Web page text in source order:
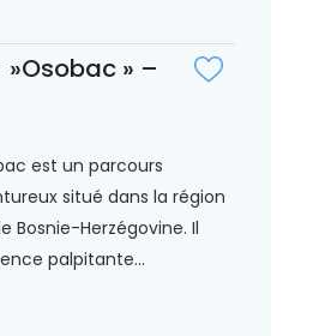
» –
est un parcours
situé dans la région
Bosnie-Herzégovine. Il
palpitante...